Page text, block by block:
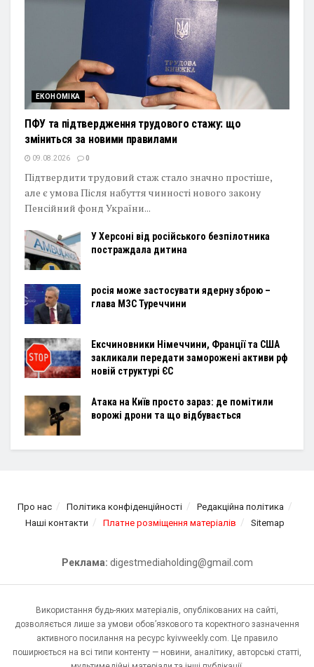
ЕКОНОМІКА
ПФУ та підтвердження трудового стажу: що
зміниться за новими правилами
09.08.2026 0
Підтвердити трудовий стаж стало значно простіше,
але є умова Після набуття чинності нового закону
Пенсійний фонд України...
У Херсоні від російського безпілотника
постраждала дитина
росія може застосувати ядерну зброю –
глава МЗС Туреччини
Ексчиновники Німеччини, Франції та США
закликали передати заморожені активи рф
новій структурі ЄС
Атака на Київ просто зараз: де помітили
ворожі дрони та що відбувається
Про нас Політика конфіденційності
Редакційна політика
Наші контакти
Платне розміщення матеріалів Sitemap
Реклама: digestmediaholding@gmail.com
Використання будь-яких матеріалів, опублікованих на сайті,
дозволяється лише за умови обов’язкового та коректного зазначення
активного посилання на ресурс kyivweekly.com. Це правило
поширюється на всі типи контенту — новини, аналітику, авторські статті,